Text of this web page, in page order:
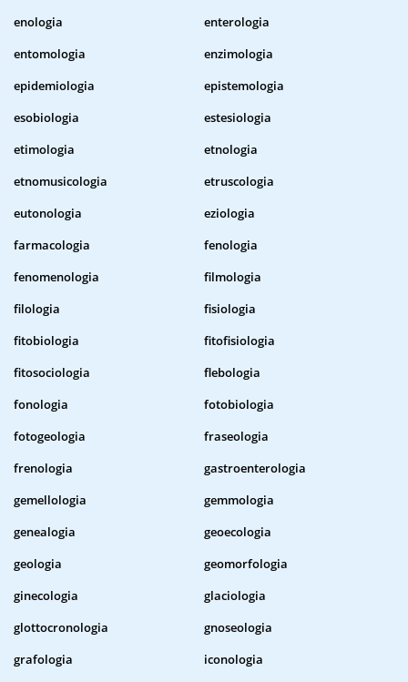
enologia
enterologia
entomologia
enzimologia
epidemiologia
epistemologia
esobiologia
estesiologia
etimologia
etnologia
etnomusicologia
etruscologia
eutonologia
eziologia
farmacologia
fenologia
fenomenologia
filmologia
filologia
fisiologia
fitobiologia
fitofisiologia
fitosociologia
flebologia
fonologia
fotobiologia
fotogeologia
fraseologia
frenologia
gastroenterologia
gemellologia
gemmologia
genealogia
geoecologia
geologia
geomorfologia
ginecologia
glaciologia
glottocronologia
gnoseologia
grafologia
iconologia